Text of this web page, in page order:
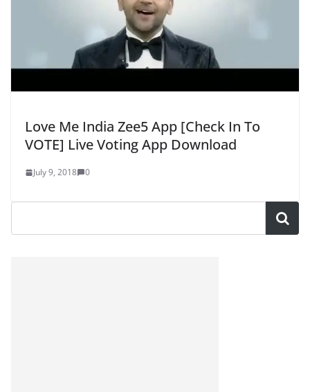
Love Me India Zee5 App [Check In To
VOTE] Live Voting App Download
July 9, 2018 0